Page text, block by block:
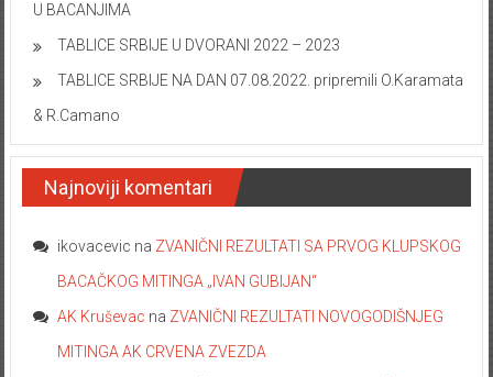
U BACANJIMA
TABLICE SRBIJE U DVORANI 2022 – 2023
TABLICE SRBIJE NA DAN 07.08.2022. pripremili O.Karamata
& R.Camano
Najnoviji komentari
ikovacevic na ZVANIČNI REZULTATI SA PRVOG KLUPSKOG
BACAČKOG MITINGA „IVAN GUBIJAN“
AK Kruševac na ZVANIČNI REZULTATI NOVOGODIŠNJEG
MITINGA AK CRVENA ZVEZDA